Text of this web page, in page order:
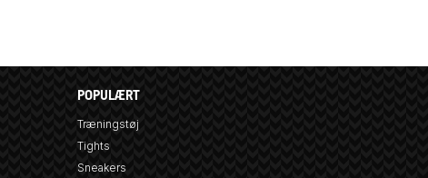
POPULÆRT
Træningstøj
Tights
Sneakers